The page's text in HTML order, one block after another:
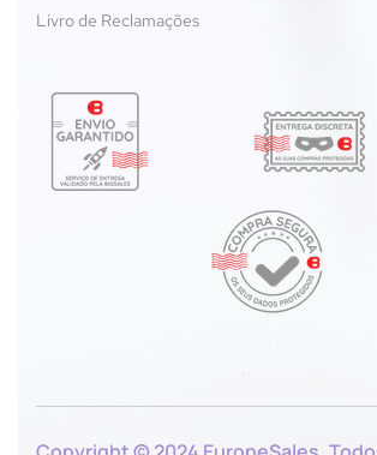
Livro de Reclamações